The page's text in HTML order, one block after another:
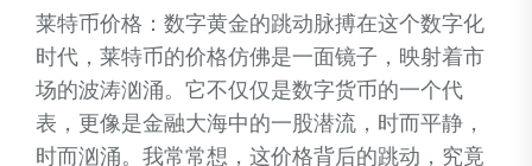
莱特币价格：数字黄金的跳动脉搏在这个数字化
时代，莱特币的价格仿佛是一面镜子，映射着市
场的波涛汹涌。它不仅仅是数字货币的一个代
表，更像是金融大海中的一股潜流，时而平静，
时而汹涌。我常常想，这价格背后的跳动，究竟